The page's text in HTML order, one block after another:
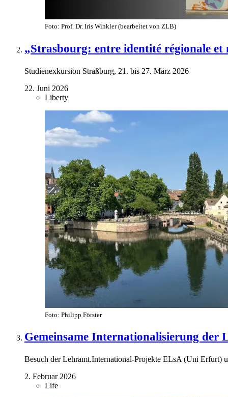
Foto: Prof. Dr. Iris Winkler (bearbeitet von ZLB)
„Strasbourg: entre identité régionale et
Studienexkursion Straßburg, 21. bis 27. März 2026
22. Juni 2026
Liberty
Foto: Philipp Förster
Gemeinsame Internationalisierung
Besuch der Lehramt.International-Projekte ELsA (Uni Erfurt)
2. Februar 2026
Life